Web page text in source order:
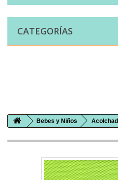
CATEGORÍAS
Bebes y Niños